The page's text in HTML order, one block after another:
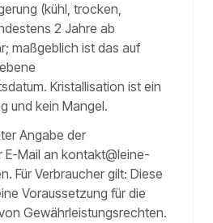
(kühl, trocken,
2 Jahre ab
maßgeblich ist das auf
Kristallisation ist ein
und kein Mangel.
Angabe der
E-Mail an kontakt@leine-
Für Verbraucher gilt: Diese
Voraussetzung für die
Gewährleistungsrechten.